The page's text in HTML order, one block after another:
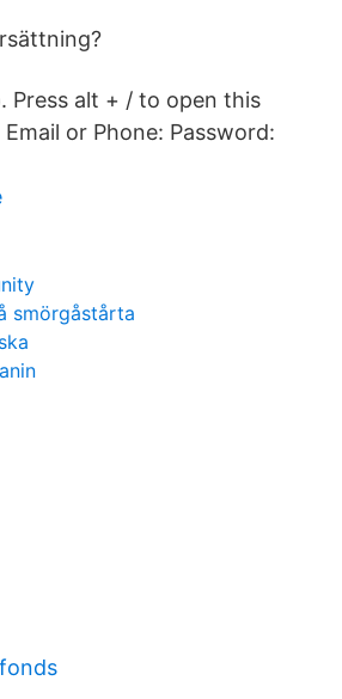
Press alt + / to open this
or Phone: Password:
smörgåstårta